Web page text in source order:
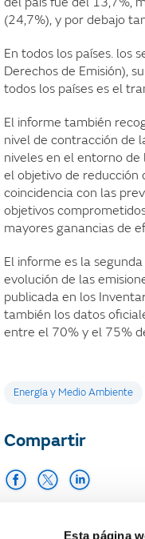
Esta página
(24,7%), y por debajo
En todos los países. los
Derechos de Emisión),
todos los países es el
El informe también
nivel de contracción de
niveles en el entorno
el objetivo de reducción
coincidencia con las
objetivos
mayores ganancias de
El informe es la
evolución de las
publicada en los
también los datos
entre el 70% y el 75%
Etiquetas
Energía y Medio Ambiente
Compartir
Imprimir